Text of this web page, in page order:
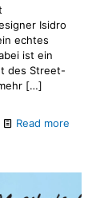
Isidro
echtes
ist ein
des Street-
[…]
Read more